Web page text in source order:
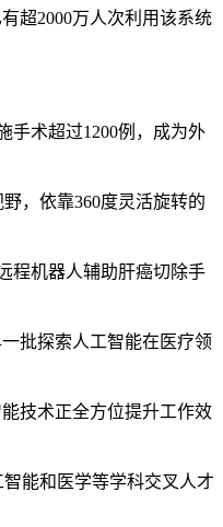
超2000万人次利用该系统
术超过1200例，成为外
，依靠360度灵活旋转的
程机器人辅助肝癌切除手
批探索人工智能在医疗领
技术正全方位提升工作效
能和医学等学科交叉人才